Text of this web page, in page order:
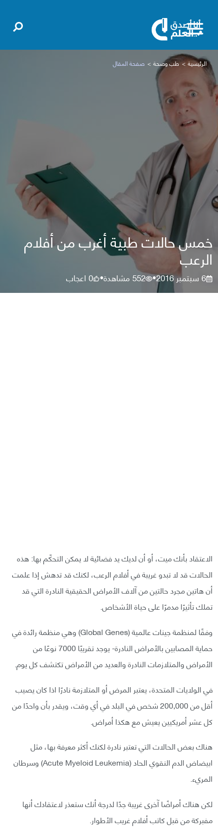
الرئيسية طب وصحة صفحة المقال
خمس حالات طبية أغرب من أفلام
الرعب
6 سبتمبر 2016 •
552مشاهدة•
0اعجاب
الاعتقاد بأنك ميت، أو أن لديك يد فضائية لا يمكن التحكّم بها: هذه
الحالات قد لا تبدو غريبة في أفلام الرعب، لكنك قد تدهش إذا علمت
أن هاتين مجرد حالتين من آلاف الأمراض الحقيقية النادرة التي قد
تملك تأثيرًا مدمرًا على حياة الأشخاص.
وفقًا لمنظمة جينات عالمية (Global Genes) وهي منظمة رائدة في
حماية المصابين بالأمراض النادرة- يوجد تقريبًا 7000 نوعًا من
الأمراض والمتلازمات النادرة والعديد من الأمراض تكتشف كل يوم.
في الولايات المتحدة، يعتبر المرض أو المتلازمة نادرًا اذا كان يصيب
أقل من 200,000 شخص في البلد في أي وقت، ويقدر بأن واحدًا من
كل عشر أمريكيين يعيش مع هكذا أمراض.
هناك بعض الحالات التي تعتبر نادرة لكنك أكثر معرفة بها، مثل
ابيضاض الدم النقوي الحاد (Acute Myeloid Leukemia) وسرطان
المريء.
لكن هناك أمراضًا آخرى غريبة جدًا لدرجة أنك ستعذر لاعتقادك أنها
مفبركة من قبل كاتب أفلام غريب الأطوار.